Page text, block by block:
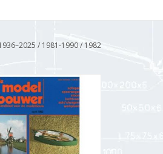
/ 1981-1990/ 1982
Modelbouwer 95.82.004
"Der Modellbauer"
: 82.004 (PDF)
WARENKORB HINZUFÜGEN